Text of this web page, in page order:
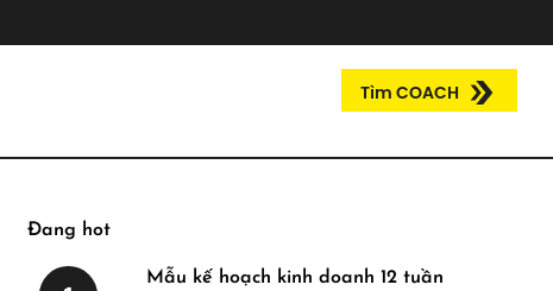
Tìm COACH
Đang hot
Mẫu kế hoạch kinh doanh 12 tuần